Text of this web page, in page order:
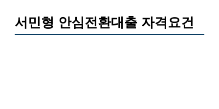
서민형 안심전환대출 자격요건